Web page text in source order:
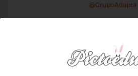
@GrupoAdapta